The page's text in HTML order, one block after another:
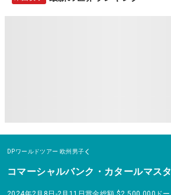
DPワールドツアー 欧州男子
コマーシャルバンク・カタールマス